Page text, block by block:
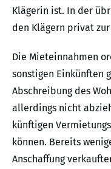
Klägerin ist. In der
den Klägern privat zur
Die Mieteinnahmen
sonstigen Einkünften
Abschreibung des
allerdings nicht
künftigen
können. Bereits
Anschaffung